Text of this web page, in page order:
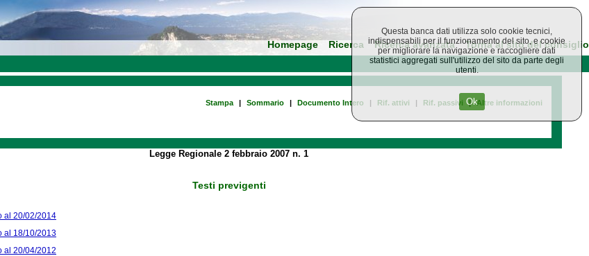
Homepage Ricerca Ricerca avanzata Torna al sito del consiglio
Stampa | Sommario | Documento Intero | Rif. attivi | Rif. passivi | Altre informazioni
Legge Regionale 2 febbraio 2007 n. 1
Testi previgenti
al 20/02/2014
al 18/10/2013
al 20/04/2012
Questa banca dati utilizza solo cookie tecnici,
indispensabili per il funzionamento del sito, e cookie
per migliorare la navigazione e raccogliere dati
statistici aggregati sull'utilizzo del sito da parte degli
utenti.
Ok